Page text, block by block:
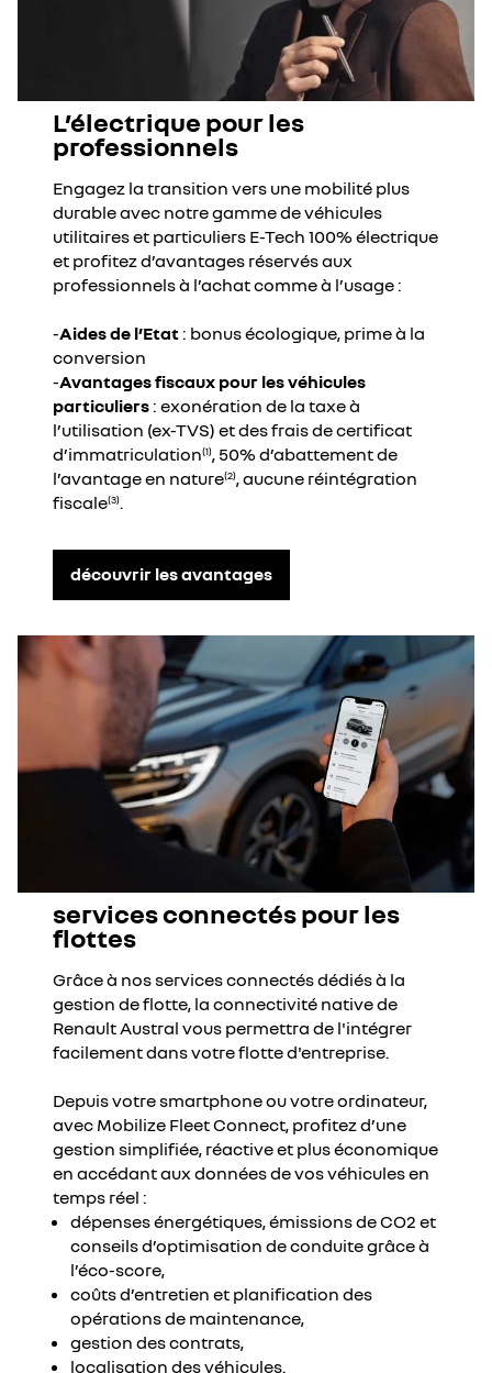
L’électrique pour les
professionnels
Engagez la transition vers une mobilité plus
durable avec notre gamme de véhicules
utilitaires et particuliers E-Tech 100% électrique
et profitez d’avantages réservés aux
professionnels à l’achat comme à l’usage :
-Aides de l’Etat : bonus écologique, prime à la
conversion
-Avantages fiscaux pour les véhicules
particuliers : exonération de la taxe à
l’utilisation (ex-TVS) et des frais de certificat
d’immatriculation(1), 50% d’abattement de
l’avantage en nature(2), aucune réintégration
fiscale(3).
découvrir les avantages
services connectés pour les
flottes
Grâce à nos services connectés dédiés à la
gestion de flotte, la connectivité native de
Renault Austral vous permettra de l'intégrer
facilement dans votre flotte d'entreprise.
Depuis votre smartphone ou votre ordinateur,
avec Mobilize Fleet Connect, profitez d’une
gestion simplifiée, réactive et plus économique
en accédant aux données de vos véhicules en
temps réel :
dépenses énergétiques, émissions de CO2 et
conseils d’optimisation de conduite grâce à
l’éco-score,
coûts d’entretien et planification des
opérations de maintenance,
gestion des contrats,
localisation des véhicules.